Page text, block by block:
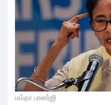
மம்தா பானர்ஜி